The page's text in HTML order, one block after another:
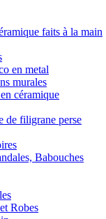
faits à la main
en metal
murales
céramique
de filigrane perse
Babouches
Robes